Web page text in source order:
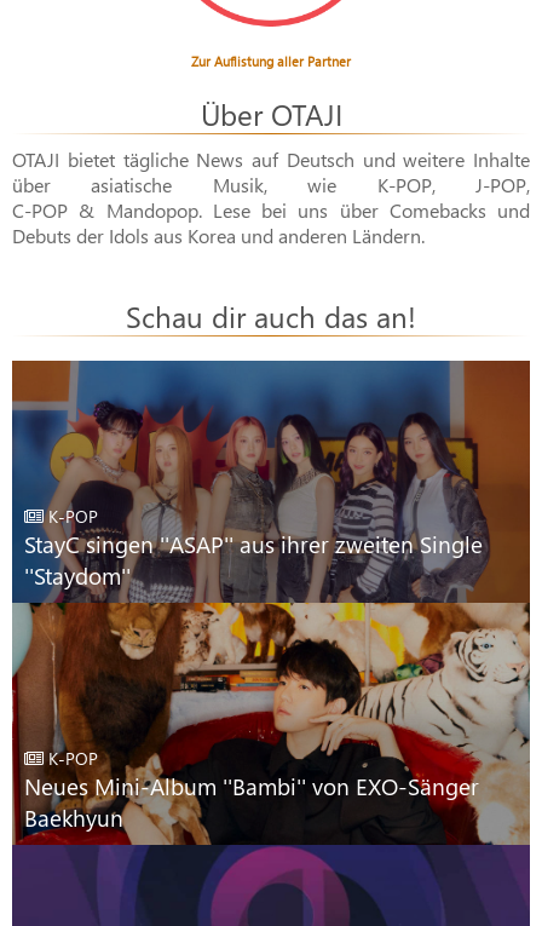
Zur Auflistung aller Partner
Über OTAJI
OTAJI bietet tägliche News auf Deutsch und weitere Inhalte
über asiatische Musik, wie K-POP,J-POP,
C-POP & Mandopop. Lese bei uns über Comebacks und
Debuts der Idols aus Korea und anderen Ländern.
Schau dir auch das an!
K-POP
StayC singen ''ASAP'' aus ihrer zweiten Single
''Staydom''
K-POP
Neues Mini-Album ''Bambi'' von EXO-Sänger
Baekhyun